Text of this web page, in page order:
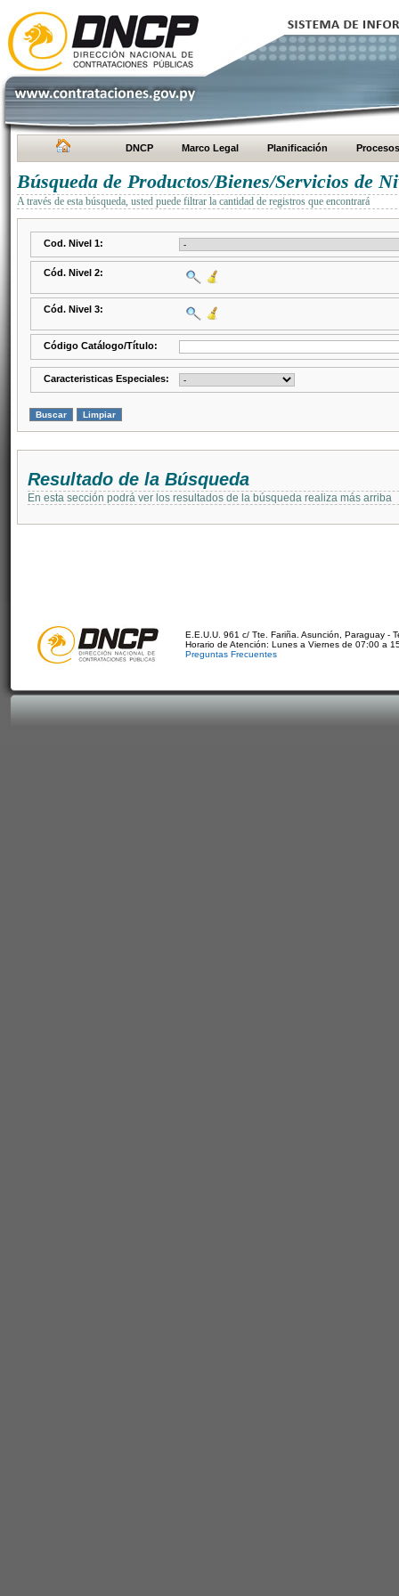
DNCP Marco Legal Planificación Procesos
Búsqueda de Productos/Bienes/Servicios de
A través de esta búsqueda, usted puede filtrar la cantidad de registros que encontrará
Cod. Nivel 1:
Cód. Nivel 2:
Cód. Nivel 3:
Código Catálogo/Título:
Caracteristicas Especiales:
Resultado de la Búsqueda
En esta sección podrá ver los resultados de la búsqueda realiza más arriba
E.E.U.U. 961 c/ Tte. Fariña. Asunción, Paraguay -
Horario de Atención: Lunes a Viernes de 07:00 a
Preguntas Frecuentes